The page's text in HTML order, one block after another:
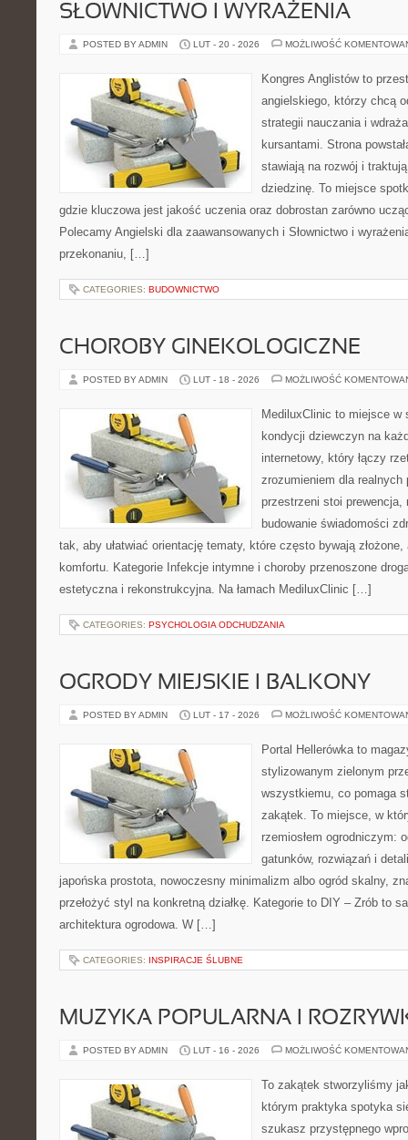
SŁOWNICTWO I WYRAŻENIA
POSTED BY ADMIN LUT - 20 - 2026 MOŻLIWOŚĆ
Kongres Anglistów to
angielskiego, którzy chcą
strategii nauczania i
kursantami. Strona
stawiają na rozwój i
dziedzinę. To miejsce
gdzie kluczowa jest jakość uczenia oraz dobrostan zarówno
Polecamy Angielski dla zaawansowanych i Słownictwo i
przekonaniu, […]
CATEGORIES: BUDOWNICTWO
CHOROBY GINEKOLOGICZNE
POSTED BY ADMIN LUT - 18 - 2026 MOŻLIWOŚĆ
MediluxClinic to miejsce
kondycji dziewczyn na
internetowy, który łączy
zrozumieniem dla
przestrzeni stoi prewencja,
budowanie świadomości
tak, aby ułatwiać orientację tematy, które często bywają
komfortu. Kategorie Infekcje intymne i choroby przenoszone
estetyczna i rekonstrukcyjna. Na łamach MediluxClinic […]
CATEGORIES: PSYCHOLOGIA ODCHUDZANIA
OGRODY MIEJSKIE I BALKONY
POSTED BY ADMIN LUT - 17 - 2026 MOŻLIWOŚĆ
Portal Hellerówka to
stylizowanym zielonym
wszystkiemu, co pomaga
zakątek. To miejsce, w
rzemiosłem ogrodniczym:
gatunków, rozwiązań i
japońska prostota, nowoczesny minimalizm albo ogród skalny,
przełożyć styl na konkretną działkę. Kategorie to DIY – Zrób to
architektura ogrodowa. W […]
CATEGORIES: INSPIRACJE ŚLUBNE
MUZYKA POPULARNA I
POSTED BY ADMIN LUT - 16 - 2026 MOŻLIWOŚĆ
To zakątek stworzyliśmy
którym praktyka spotyka
szukasz przystępnego